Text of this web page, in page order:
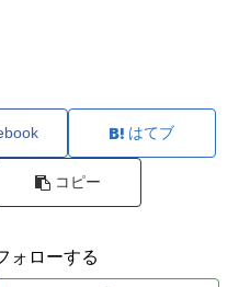
はてブ
コピー
ォローする